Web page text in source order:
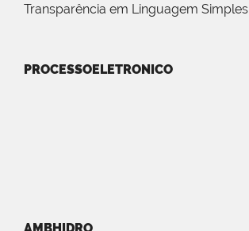
Transparência em Linguagem Simples
PROCESSOELETRONICO